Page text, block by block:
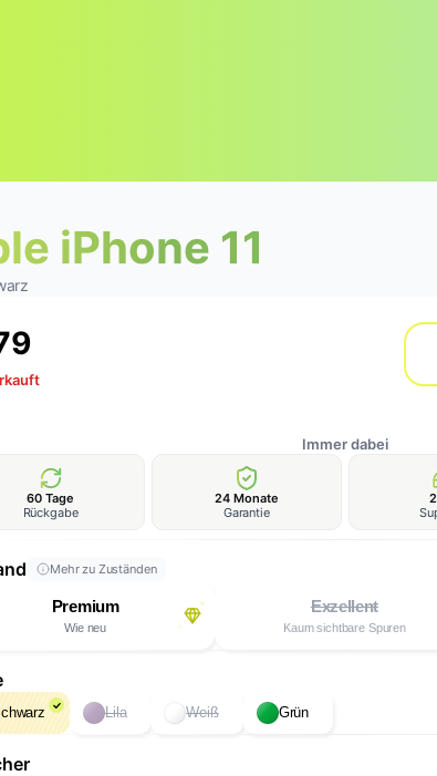
iPhone 11
9
Immer dabei
60 Tage
Rückgabe
24 Monate
Garantie
Mehr zu Zuständen
Premium
Wie neu
Exzellent
Kaum sichtbare Spuren
Lila Weiß Grün